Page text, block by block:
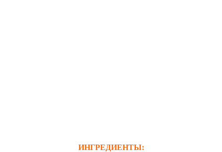
ИНГРЕДИЕНТЫ: